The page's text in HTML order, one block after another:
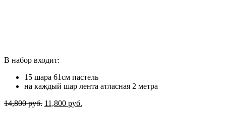
В набор входит:
15 шара 61см пастель
на каждый шар лента атласная 2 метра
14,800руб. 11,800 руб.